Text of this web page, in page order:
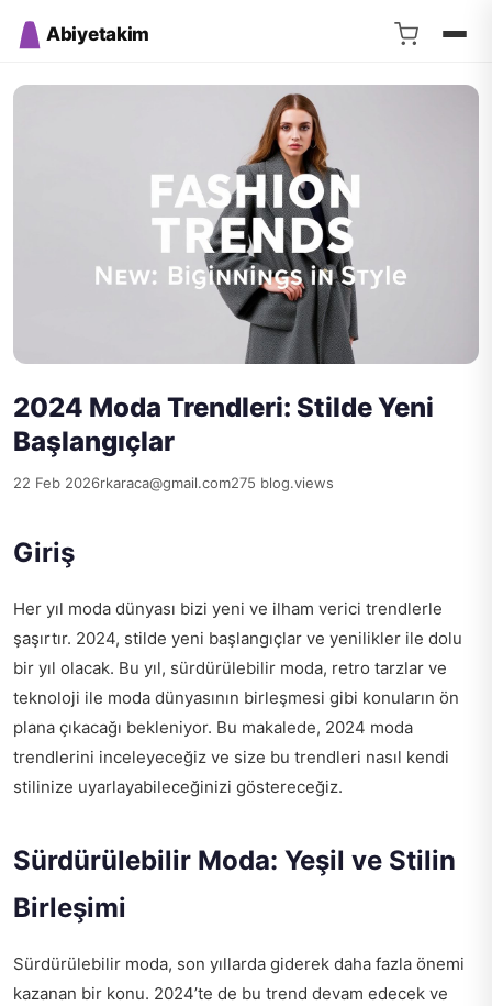
Abiyetakim
2024 Moda Trendleri: Stilde Yeni
Başlangıçlar
22 Feb 2026rkaraca@gmail.com275 blog.views
Giriş
Her yıl moda dünyası bizi yeni ve ilham verici trendlerle
şaşırtır. 2024, stilde yeni başlangıçlar ve yenilikler ile dolu
bir yıl olacak. Bu yıl, sürdürülebilir moda, retro tarzlar ve
teknoloji ile moda dünyasının birleşmesi gibi konuların ön
plana çıkacağı bekleniyor. Bu makalede, 2024 moda
trendlerini inceleyeceğiz ve size bu trendleri nasıl kendi
stilinize uyarlayabileceğinizi göstereceğiz.
Sürdürülebilir Moda: Yeşil ve Stilin
Birleşimi
Sürdürülebilir moda, son yıllarda giderek daha fazla önemi
kazanan bir konu. 2024’te de bu trend devam edecek ve